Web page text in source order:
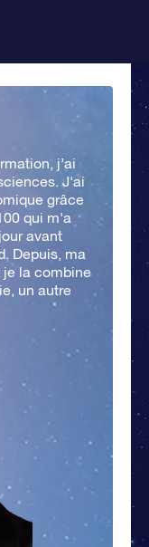
j’ai
J'ai
grâce
qui m'a
avant
Depuis, ma
je la combine
un autre